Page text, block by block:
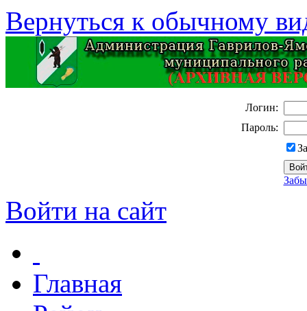
Вернуться к обычному
Логин:
Пароль:
Войти на сайт
Главная